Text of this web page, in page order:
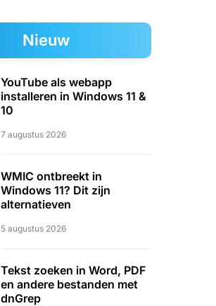
Nieuw
YouTube als webapp
installeren in Windows 11 &
10
7 augustus 2026
WMIC ontbreekt in
Windows 11? Dit zijn
alternatieven
5 augustus 2026
Tekst zoeken in Word, PDF
en andere bestanden met
dnGrep